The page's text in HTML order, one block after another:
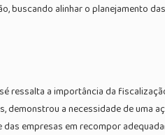
alinhar o planejamento
ressalta a importância da
a necessidade de uma
empresas em recompor